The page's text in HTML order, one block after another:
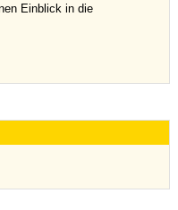
Einblick in die